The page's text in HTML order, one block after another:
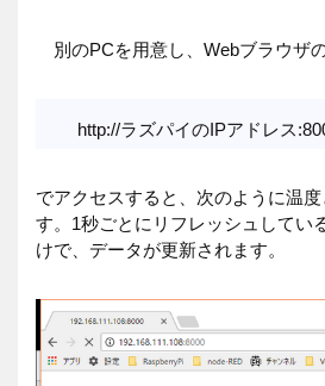
別のPCを用意し、Webブラウザの
http://ラズパイのIPアドレス
でアクセスすると、次のように温
す。1秒ごとにリフレッシュしてい
けで、データが更新されます。